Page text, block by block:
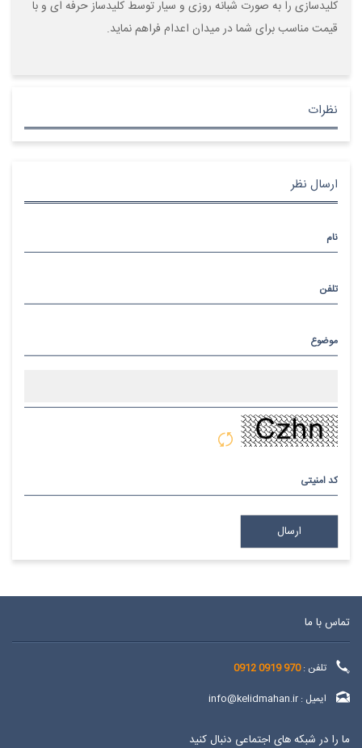
کلیدسازی را به صورت شبانه روزی و سیار توسط کلیدساز حرفه ای و با
قیمت مناسب برای شما در میدان اعدام فراهم نماید.
نظرات
ارسال نظر
نام
تلفن
موضوع
کد امنیتی
تماس با ما
تلفن :970 0919 0912
ایمیل : info@kelidmahan.ir
ما را در شبکه های اجتماعی دنبال کنید